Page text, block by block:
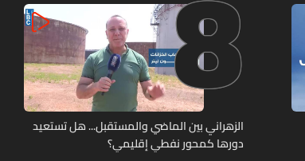
الزهراني بين الماضي والمستقبل... هل تستعيد
دورها كمحور نفطي إقليمي؟